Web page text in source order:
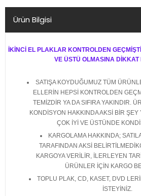
Ürün Bilgisi
İKİNCİ EL PLAKLAR KONTROLDEN
VE ÜSTÜ OLMASINA DİKKAT
SATIŞA KOYDUĞUMUZ TÜM
ELLERİN HEPSİ KONTROLDEN
TEMİZDİR YA DA SIFIRA YAKINDIR.
KONDİSYON HAKKINDA AKSİ BİR ŞEY
ÇOK İYİ VE ÜSTÜNDE
KARGOLAMA HAKKINDA;
TARAFINDAN AKSİ
KARGOYA VERİLİR, İLERLEYEN
ÜRÜNLER İÇİN KARGO
TOPLU PLAK, CD, KASET, DVD
İSTEYİNİZ.